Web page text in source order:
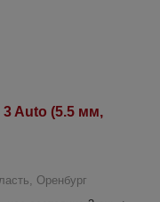
3 Auto (5.5 мм,
Оренбург